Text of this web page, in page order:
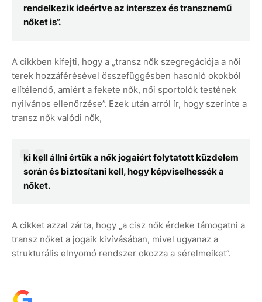
rendelkezik ideértve az interszex és transznemű
nőket is”.
A cikkben kifejti, hogy a „transz nők szegregációja a női
terek hozzáférésével összefüggésben hasonló okokból
elítélendő, amiért a fekete nők, női sportolók testének
nyilvános ellenőrzése”. Ezek után arról ír, hogy szerinte a
transz nők valódi nők,
ki kell állni értük a nők jogaiért folytatott küzdelem
során és biztosítani kell, hogy képviselhessék a
nőket.
A cikket azzal zárta, hogy „a cisz nők érdeke támogatni a
transz nőket a jogaik kivívásában, mivel ugyanaz a
strukturális elnyomó rendszer okozza a sérelmeiket”.